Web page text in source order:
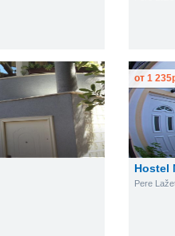
Hostel
Pere
от 1 235